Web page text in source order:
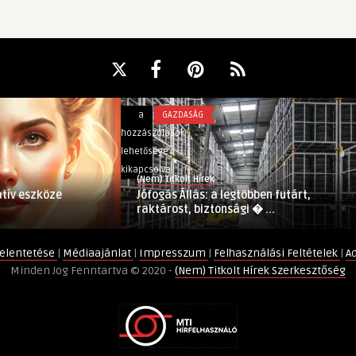
eszköze
Jófogás
Állás:
a
legtöbben
futárt,
raktárost,
biztonsági
és
takarítót
bejegyzéshez
a
hozzászólások
lehetősége
kikapcsolva
GAZDASÁG
(Nem) Titkolt Hírek
Jófogás Állás: a legtöbben futárt,
raktárost, biztonsági � ...
| Médiaajánlat | Impresszum | Felhasználási Feltételek |
Minden Jog Fenntartva © 2020 - (Nem) Titkolt Hírek Szerkesztőség